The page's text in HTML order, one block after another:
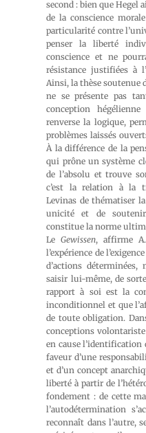
second : bien que Hegel
de la conscience
particularité contre
penser la liberté
conscience et ne
résistance justifiées à
Ainsi, la thèse soutenue
ne se présente pas
conception
renverse la logique,
problèmes laissés
À la différence de la
qui prône un système
de l’absolu et trouve
c’est la relation à la
Levinas de thématiser
unicité et de
constitue la norme
LeGewissen, affirme
l’expérience de
d’actions
saisir lui-même, de
rapport à soi est la
inconditionnel et que
de toute obligation.
conceptions
en cause l’identification
faveur d’une
et d’un concept
liberté à partir de
fondement : de cette
l’autodétermination
reconnaît dans l’autre,